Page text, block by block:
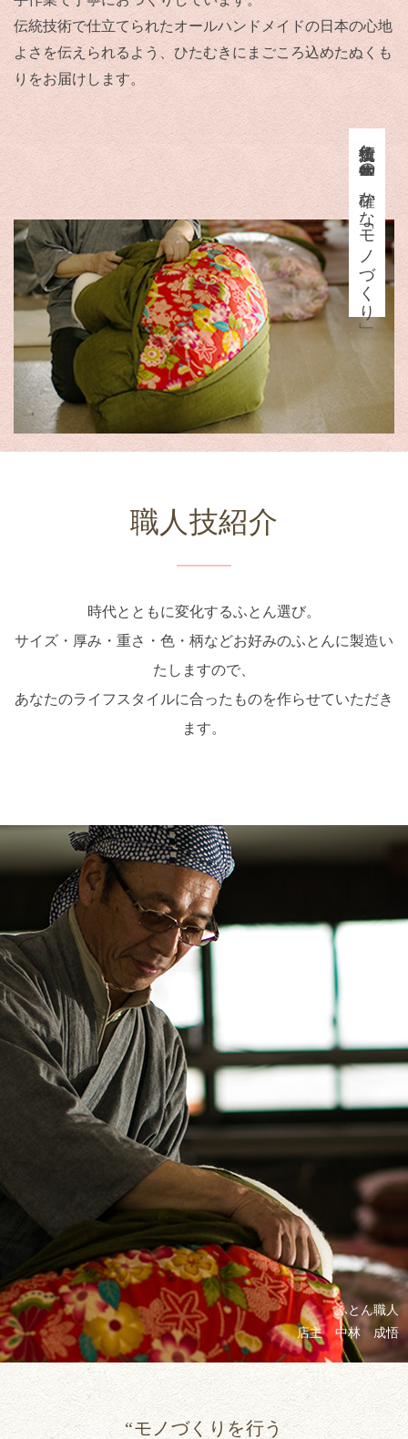
伝統技術で仕立てられたオールハンドメイドの日本の心地
よさを伝えられるよう、ひたむきにまごころ込めたぬくも
りをお届けします。
伝統技術と一貫製造体制の
確かな「モノづくり」
職人技紹介
時代とともに変化するふとん選び。
サイズ・厚み・重さ・色・柄などお好みのふとんに製造い
たしますので、
あなたのライフスタイルに合ったものを作らせていただき
ます。
ふとん職人
店主 中林 成悟
“モノづくりを行う